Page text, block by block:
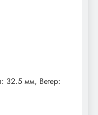
32.5 мм, Ветер: